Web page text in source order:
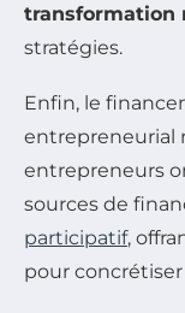
transformation
stratégies.
Enfin, le
entrepreneurial
entrepreneurs
sources de
participatif,
pour